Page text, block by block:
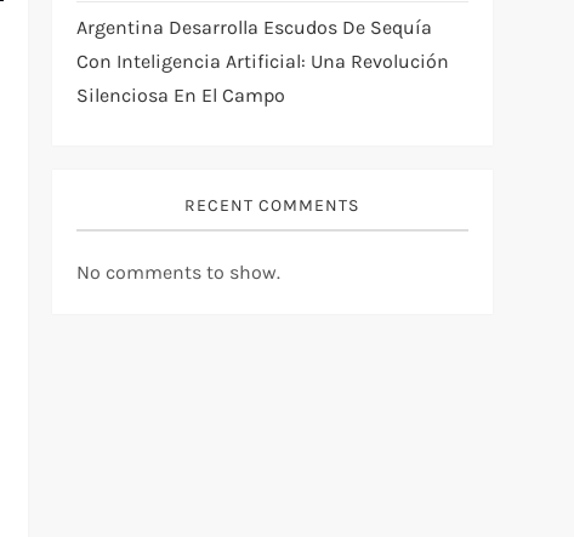
Argentina Desarrolla Escudos De Sequía
Con Inteligencia Artificial: Una Revolución
Silenciosa En El Campo
RECENT COMMENTS
No comments to show.